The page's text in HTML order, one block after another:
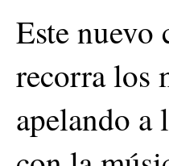
Este nuevo
recorra los
apelando